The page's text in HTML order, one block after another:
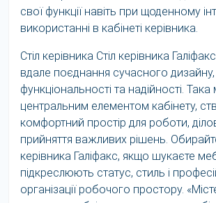
свої функції навіть при щоденному
використанні в кабінеті керівника.
Стіл керівника Стіл керівника
вдале поєднання сучасного дизайну,
функціональності та надійності.
центральним елементом кабінету,
комфортний простір для роботи,
прийняття важливих рішень.
керівника Галіфакс, якщо шукаєте
підкреслюють статус, стиль і
організації робочого простору.